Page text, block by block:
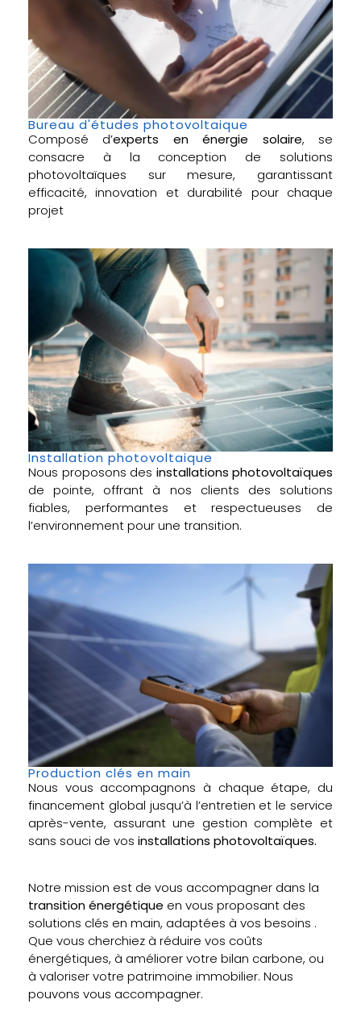
Bureau d'études photovoltaique
Composé d’experts en énergie solaire, se
consacre à la conception de solutions
photovoltaïques sur mesure, garantissant
efficacité, innovation et durabilité pour chaque
projet
Installation photovoltaique
Nous proposons des installations photovoltaïques
de pointe, offrant à nos clients des solutions
fiables, performantes et respectueuses de
l’environnement pour une transition.
Production clés en main
Nous vous accompagnons à chaque étape, du
financement global jusqu’à l’entretien et le service
après-vente, assurant une gestion complète et
sans souci de vos installations photovoltaïques.
Notre mission est de vous accompagner dans la
transition énergétique en vous proposant des
solutions clés en main, adaptées à vos besoins .
Que vous cherchiez à réduire vos coûts
énergétiques, à améliorer votre bilan carbone, ou
à valoriser votre patrimoine immobilier. Nous
pouvons vous accompagner.